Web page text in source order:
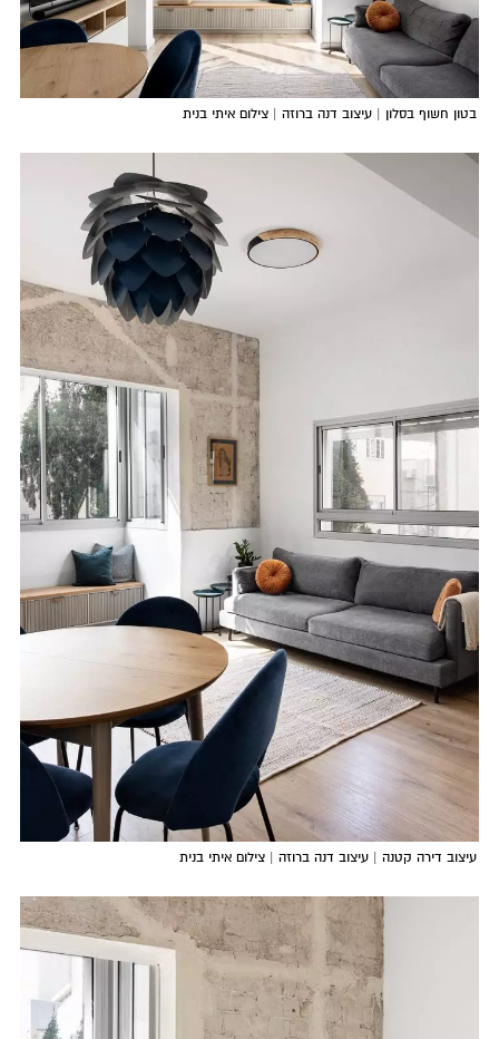
בטון חשוף בסלון | עיצוב דנה ברוזה | צילום איתי בנית
עיצוב דירה קטנה | עיצוב דנה ברוזה | צילום איתי בנית